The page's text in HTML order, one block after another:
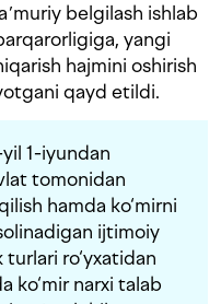
belgilash ishlab
yangi
hajmini oshirish
qayd etildi.
1-iyundan
tomonidan
hamda ko‘mirni
ijtimoiy
ro‘yxatidan
ko‘mir narxi talab